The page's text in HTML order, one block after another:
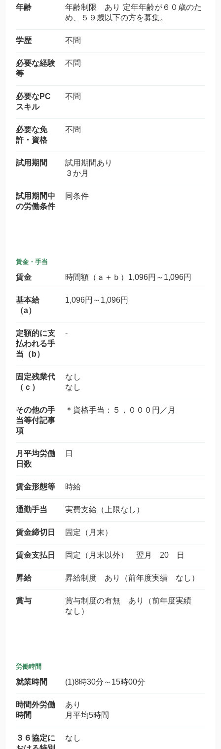
年齢
年齢制限 あり 定年年齢が６０歳のた
め、５９歳以下の方を募集。
学歴 不問
必要な経験
等
不問
必要なPC
スキル
不問
必要な免
許・資格
不問
試用期間
試用期間あり
３か月
試用期間中
の労働条件
同条件
賃金・手当
賃金 時間額（ａ＋ｂ）1,096円～1,096円
基本給
（a）
1,096円～1,096円
定額的に支
払われる手
当（b）
-
固定残業代
（ｃ）
なし
なし
その他の手
当等付記事
項
＊資格手当：５，０００円／月
月平均労働
日数
日
賃金形態等 時給
通勤手当 実費支給（上限なし）
賃金締切日 固定（月末）
賃金支払日 固定（月末以外） 翌月 20 日
昇給 昇給制度 あり（前年度実績 なし）
賞与
賞与制度の有無 あり（前年度実績
なし）
労働時間
就業時間 (1)8時30分～15時00分
時間外労働
時間
あり
月平均5時間
３６協定に
なし